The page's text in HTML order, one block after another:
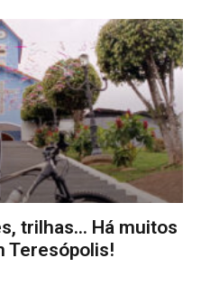
trilhas… Há muitos
Teresópolis!